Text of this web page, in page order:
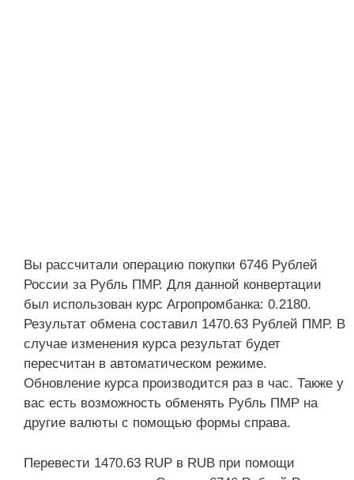
Вы рассчитали операцию покупки 6746 Рублей
России за Рубль ПМР. Для данной конвертации
был использован курс Агропромбанка: 0.2180.
Результат обмена составил 1470.63 Рублей ПМР. В
случае изменения курса результат будет
пересчитан в автоматическом режиме.
Обновление курса производится раз в час. Также у
вас есть возможность обменять Рубль ПМР на
другие валюты с помощью формы справа.
Перевести 1470.63 RUP в RUB при помощи